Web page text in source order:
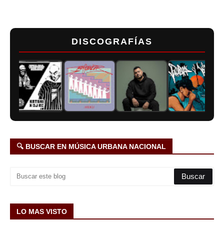
DISCOGRAFÍAS
🔍 BUSCAR EN MÚSICA URBANA NACIONAL
LO MAS VISTO